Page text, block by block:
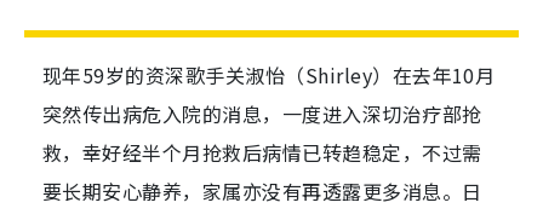
现年59岁的资深歌手关淑怡（Shirley）在去年10月
突然传出病危入院的消息，一度进入深切治疗部抢
救，幸好经半个月抢救后病情已转趋稳定，不过需
要长期安心静养，家属亦没有再透露更多消息。日